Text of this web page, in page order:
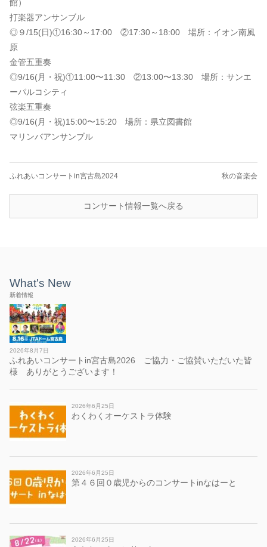
館）
打楽器アンサンブル
◎９/15(日)①16:30～17:00 ②17:30～18:00 場所：イオン南風
原
金管五重奏
◎9/16(月・祝)①11:00〜11:30 ②13:00〜13:30 場所：サンエ
ーパルコシティ
弦楽五重奏
◎9/16(月・祝)15:00〜15:20 場所：県立図書館
マリンバアンサンブル
ふれあいコンサートin宮古島2024 秋の音楽会
コンサート情報一覧へ戻る
What's New
新着情報
2026年8月7日
ふれあいコンサートin宮古島2026 ご協力・ご協賛いただいた皆
様 ありがとうございます！
2026年6月25日
わくわくオーケストラ体験
2026年6月25日
第４６回０歳児からのコンサートinなはーと
2026年6月25日